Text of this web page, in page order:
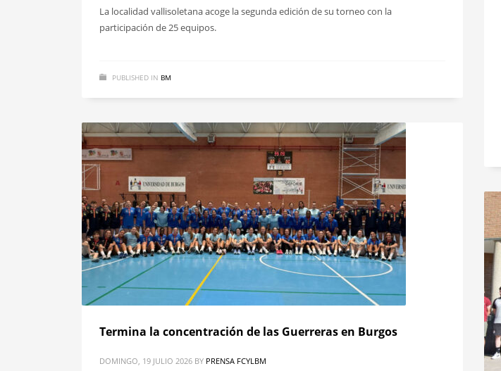
La localidad vallisoletana acoge la segunda edición de su torneo con la
participación de 25 equipos.
PUBLISHED IN BM
Termina la concentración de las Guerreras en Burgos
DOMINGO, 19 JULIO 2026 BY PRENSA FCYLBM